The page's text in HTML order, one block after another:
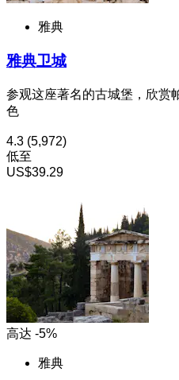
雅典
雅典卫城
参观这座著名的古城堡，欣赏
色
4.3 (5,972)
低至
US$39.29
高达 -5%
雅典